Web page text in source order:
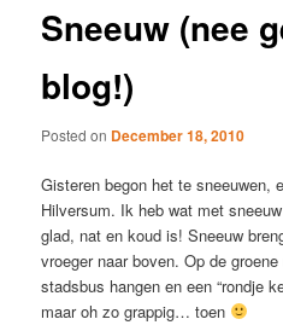
Sneeuw (nee
blog!)
Posted on December 18, 2010
Gisteren begon het te sneeuwen,
Hilversum. Ik heb wat met
glad, nat en koud is! Sneeuw
vroeger naar boven. Op de
stadsbus hangen en een “rondje
maar oh zo grappig… toen